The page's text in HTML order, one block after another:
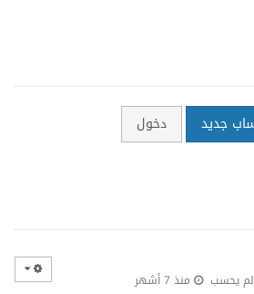
جديد دخول
لم يحسب منذ 7 أشهر